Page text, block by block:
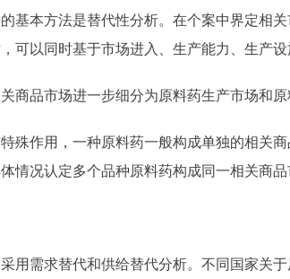
本方法是替代性分析。在个案中界定相关
可以同时基于市场进入、生产能力、生产
品市场进一步细分为原料药生产市场和原
作用，一种原料药一般构成单独的相关商
情况认定多个品种原料药构成同一相关商品
需求替代和供给替代分析。不同国家关于